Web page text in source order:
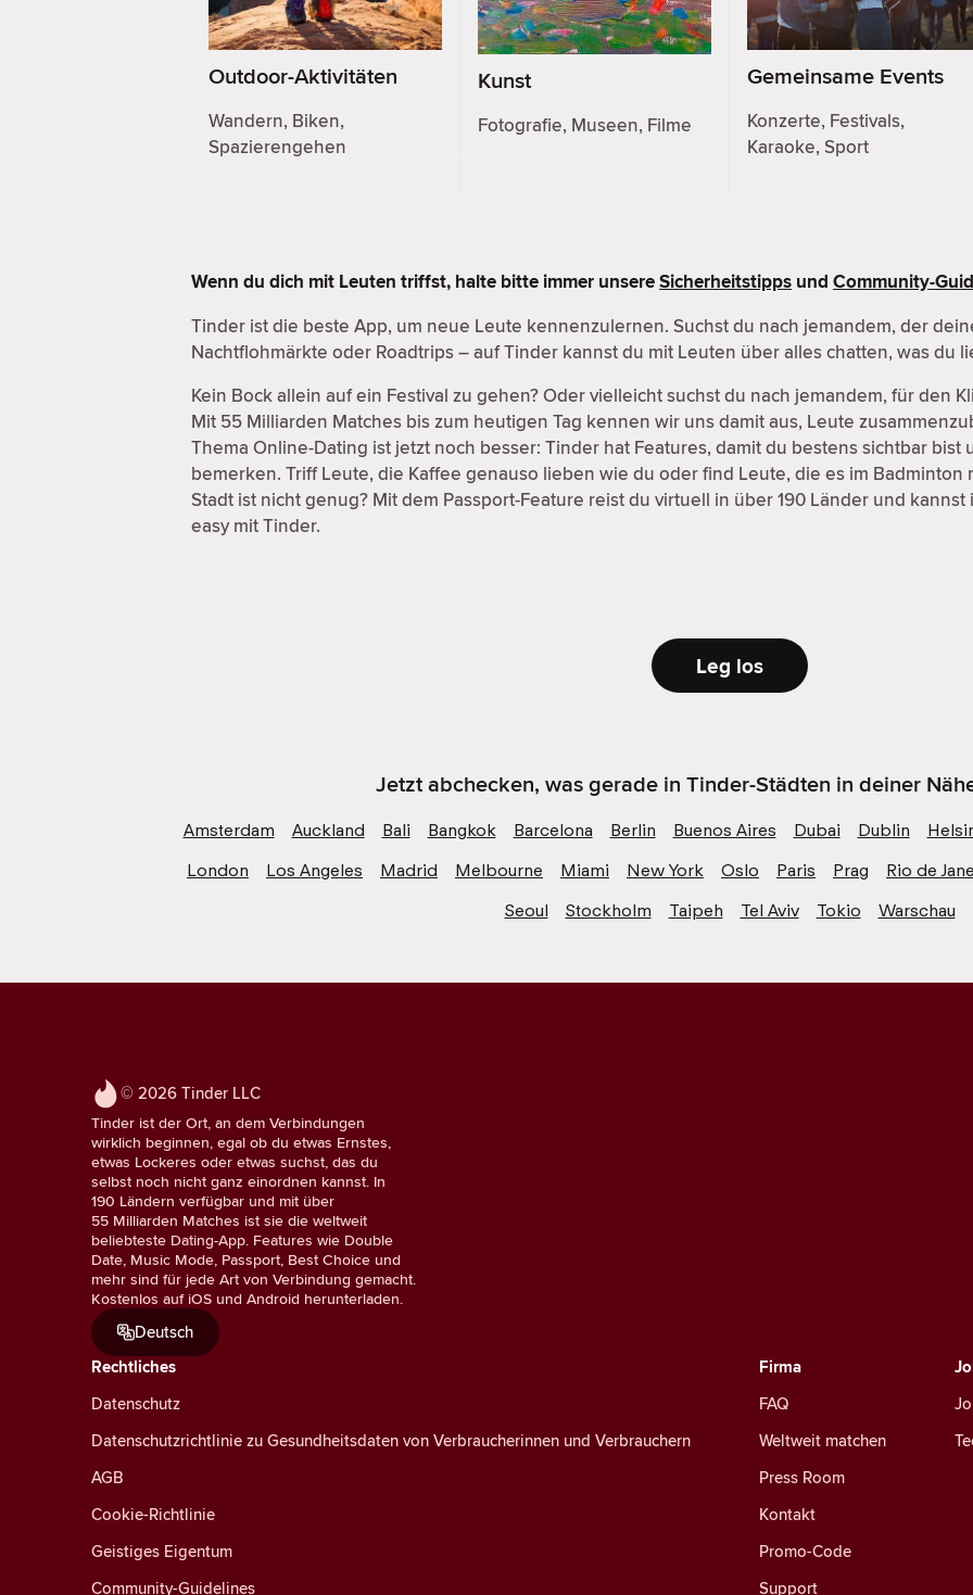
Outdoor-Aktivitäten
Wandern, Biken,
Spazierengehen
Kunst
Fotografie, Museen, Filme
Gemeinsame Events
Konzerte, Festivals,
Karaoke, Sport
Wenn du dich mit Leuten triffst, halte bitte immer unsereSicherheitstipps und Community-
Tinder ist die beste App, um neue Leute kennenzulernen. Suchst du nach jemandem, der
Nachtflohmärkte oder Roadtrips – auf Tinder kannst du mit Leuten über alles chatten, was du
Kein Bock allein auf ein Festival zu gehen? Oder vielleicht suchst du nach jemandem, für den
Mit 55 Milliarden Matches bis zum heutigen Tag kennen wir uns damit aus, Leute
Thema Online-Dating ist jetzt noch besser: Tinder hat Features, damit du bestens sichtbar bist
bemerken. Triff Leute, die Kaffee genauso lieben wie du oder find Leute, die es im
Stadt ist nicht genug? Mit dem Passport-Feature reist du virtuell in über 190 Länder und
easy mit Tinder.
Leg los
Jetzt abchecken, was gerade in Tinder-Städten in deiner
Amsterdam Auckland Bali Bangkok Barcelona Berlin Buenos Aires Dubai Dublin
London
Los Angeles Madrid Melbourne Miami New York Oslo Paris Prag Rio de
Seoul
Stockholm Taipeh Tel Aviv Tokio Warschau
© 2026 Tinder LLC
Tinder ist der Ort, an dem Verbindungen
wirklich beginnen, egal ob du etwas Ernstes,
etwas Lockeres oder etwas suchst, das du
selbst noch nicht ganz einordnen kannst. In
190 Ländern verfügbar und mit über
55 Milliarden Matches ist sie die weltweit
beliebteste Dating-App. Features wie Double
Date, Music Mode, Passport, Best Choice und
mehr sind für jede Art von Verbindung gemacht.
Kostenlos auf iOS und Android herunterladen.
Deutsch
Rechtliches
Datenschutz
Datenschutzrichtlinie zu Gesundheitsdaten von Verbraucherinnen und Verbrauchern
AGB
Cookie-Richtlinie
Geistiges Eigentum
Community-Guidelines
Firma
FAQ
Weltweit matchen
Press Room
Kontakt
Promo-Code
Support